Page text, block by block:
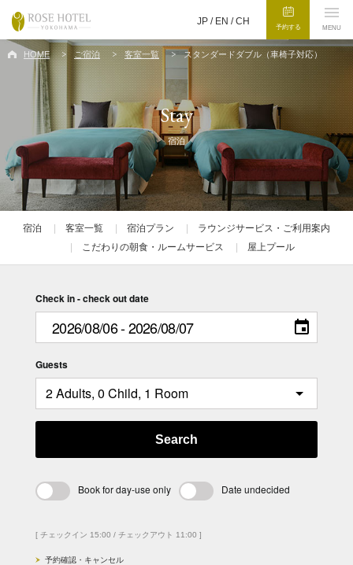
JP / EN /CH
予約する MENU
HOME ご宿泊 客室一覧 スタンダードダブル（車椅子対応）
Stay
宿泊
宿泊 客室一覧 宿泊プラン
ラウンジサービス・ご利用案内
こだわりの朝食・ルームサービス
屋上プール
Check in - check out date
Guests
Search
Book for day-use only Date undecided
[ チェックイン 15:00 / チェックアウト 11:00 ]
予約確認・キャンセル